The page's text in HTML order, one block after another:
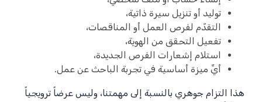
توليد أو تنزيل سيرة ذاتية،
التقدّم لفرص العمل أو المناقصات،
تفعيل التحقق من الهوية،
استلام إشعارات الفرص الجديدة،
أيِّ ميزة أساسية في تجربة الباحث عن عمل.
هذا التزام جوهري بالنسبة إلى مهمتنا، وليس عرضاً ترويجياً